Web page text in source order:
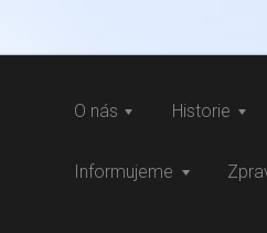
O nás Historie
Informujeme